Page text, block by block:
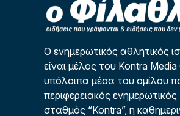
Ο ενημερωτικός αθλητικός
είναι μέλος του Kontra
υπόλοιπα μέσα του ομίλου
περιφερειακός
σταθμός “Kontra”, η